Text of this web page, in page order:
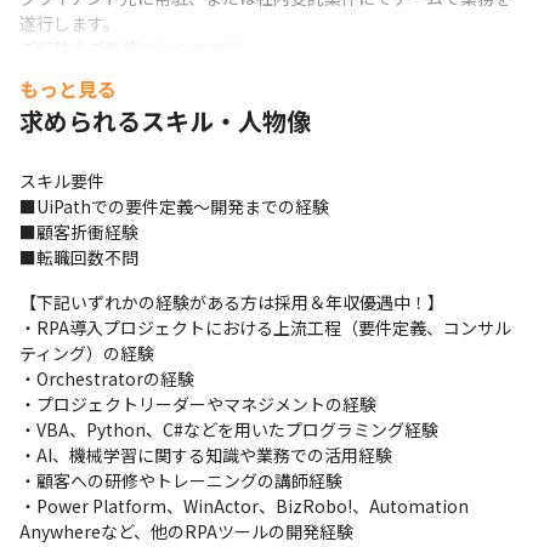
遂行します。
■コンサルティング：業務プロセスの可視化・分析（BPR、プロ
案等
■ソリューション提供：RPA・ローコード（UiPath/Power
Platform等）、生成AI、OCRなどを活用したシステムの要件定
義、設計、開発、導入支援等
■開発・実装：	基幹システムとの連携等
■定着化支援：クライアント社員向けの研修講師、市民開発の推
進・ガバナンス構築支援、運用保守体制の構築等
社内請負案件拡大中！
スキルを磨き、キャリアを広げる
クラウドワークスグループで次のステージへ
現在、クラウドワークス コンサルティングでは社内での請負案件
の拡大を進めています。
お客様先だけでなく、自社内でもスキルアップできるチャンスが
もっと見る
求められるスキル・人物像
スキル要件
■UiPathでの要件定義～開発までの経験
■顧客折衝経験
■転職回数不問
【下記いずれかの経験がある方は採用＆年収優遇中！】
・RPA導入プロジェクトにおける上流工程（要件定義、コンサル
ティング）の経験
・Orchestratorの経験
・プロジェクトリーダーやマネジメントの経験
・VBA、Python、C#などを用いたプログラミング経験
・AI、機械学習に関する知識や業務での活用経験
・顧客への研修やトレーニングの講師経験
・Power Platform、WinActor、BizRobo!、Automation
Anywhereなど、他のRPAツールの開発経験